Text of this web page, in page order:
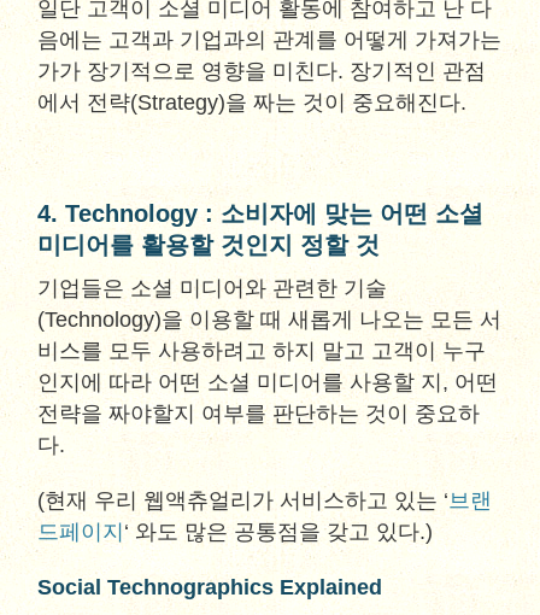
일단 고객이 소셜 미디어 활동에 참여하고 난 다
음에는 고객과 기업과의 관계를 어떻게 가져가는
가가 장기적으로 영향을 미친다. 장기적인 관점
에서 전략(Strategy)을 짜는 것이 중요해진다.
4. Technology : 소비자에 맞는 어떤 소셜
미디어를 활용할 것인지 정할 것
기업들은 소셜 미디어와 관련한 기술
(Technology)을 이용할 때 새롭게 나오는 모든 서
비스를 모두 사용하려고 하지 말고 고객이 누구
인지에 따라 어떤 소셜 미디어를 사용할 지, 어떤
전략을 짜야할지 여부를 판단하는 것이 중요하
다.
(현재 우리 웹액츄얼리가 서비스하고 있는 ‘ 브랜
드페이지‘ 와도 많은 공통점을 갖고 있다.)
Social Technographics Explained